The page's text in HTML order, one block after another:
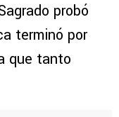
probó
terminó por
que tanto